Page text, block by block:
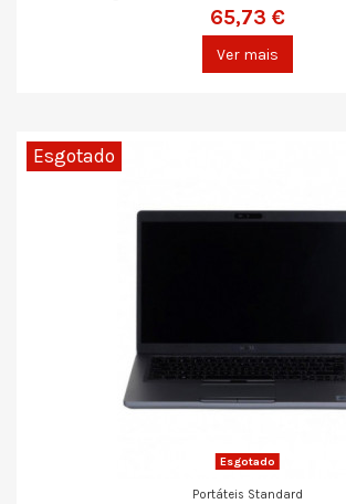
65,73 €
Ver mais
Esgotado
Esgotado
Portáteis Standard